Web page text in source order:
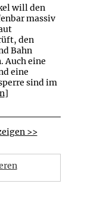
will den
massiv
den
Bahn
Auch eine
eine
sind im
]
>>